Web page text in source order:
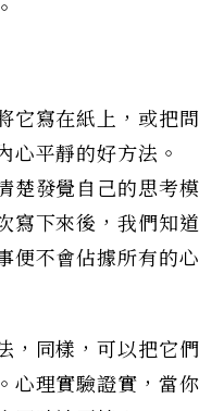
它寫在紙上，或把問
心平靜的好方法。
楚發覺自己的思考模
寫下來後，我們知道
便不會佔據所有的心
，同樣，可以把它們
心理實驗證實，當你